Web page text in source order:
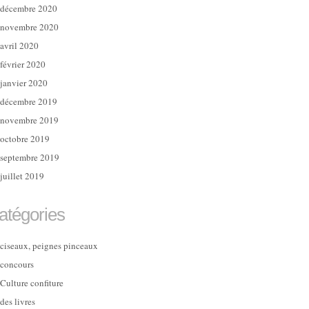
décembre 2020
novembre 2020
avril 2020
février 2020
janvier 2020
décembre 2019
novembre 2019
octobre 2019
septembre 2019
juillet 2019
ciseaux, peignes pinceaux
concours
Culture confiture
des livres